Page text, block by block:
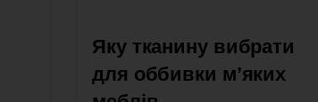
Яку тканину вибрати
для оббивки м’яких